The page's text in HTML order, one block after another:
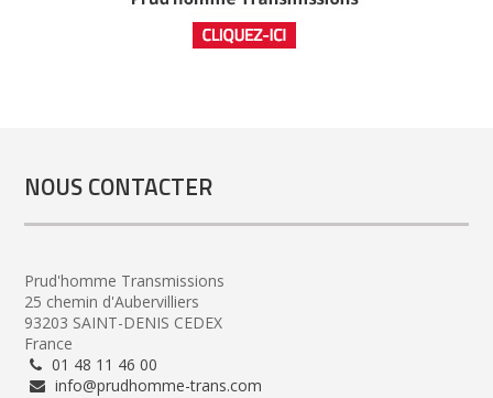
NOUS CONTACTER
Prud'homme Transmissions
25 chemin d'Aubervilliers
93203 SAINT-DENIS CEDEX
France
01 48 11 46 00
info@prudhomme-trans.com